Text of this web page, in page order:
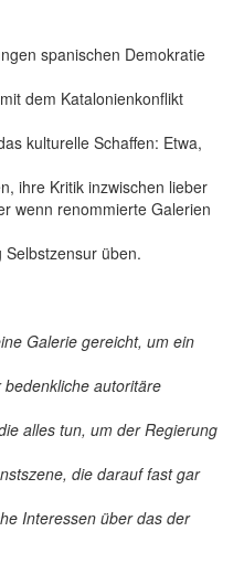
spanischen Demokratie
dem Katalonienkonflikt
kulturelle Schaffen: Etwa,
ihre Kritik inzwischen lieber
wenn renommierte Galerien
Selbstzensur üben.
Galerie gereicht, um ein
autoritäre
alles tun, um der Regierung
die darauf fast gar
Interessen über das der